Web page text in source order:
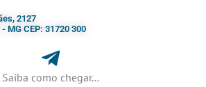
2127
MG CEP: 31720 300
Saiba como chegar...